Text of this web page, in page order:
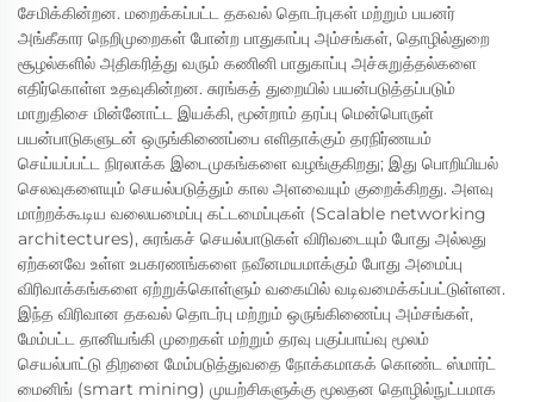
சேமிக்கின்றன. மறைக்கப்பட்ட தகவல் தொடர்புகள் மற்றும் பயனர்
அங்கீகார நெறிமுறைகள் போன்ற பாதுகாப்பு அம்சங்கள், தொழில்துறை
சூழல்களில் அதிகரித்து வரும் கணினி பாதுகாப்பு அச்சுறுத்தல்களை
எதிர்கொள்ள உதவுகின்றன. சுரங்கத் துறையில் பயன்படுத்தப்படும்
மாறுதிசை மின்னோட்ட இயக்கி, மூன்றாம் தரப்பு மென்பொருள்
பயன்பாடுகளுடன் ஒருங்கிணைப்பை எளிதாக்கும் தரநிர்ணயம்
செய்யப்பட்ட நிரலாக்க இடைமுகங்களை வழங்குகிறது; இது பொறியியல்
செலவுகளையும் செயல்படுத்தும் கால அளவையும் குறைக்கிறது. அளவு
மாற்றக்கூடிய வலையமைப்பு கட்டமைப்புகள் (Scalable networking
architectures), சுரங்கச் செயல்பாடுகள் விரிவடையும் போது அல்லது
ஏற்கனவே உள்ள உபகரணங்களை நவீனமயமாக்கும் போது அமைப்பு
விரிவாக்கங்களை ஏற்றுக்கொள்ளும் வகையில் வடிவமைக்கப்பட்டுள்ளன.
இந்த விரிவான தகவல் தொடர்பு மற்றும் ஒருங்கிணைப்பு அம்சங்கள்,
மேம்பட்ட தானியங்கி முறைகள் மற்றும் தரவு பகுப்பாய்வு மூலம்
செயல்பாட்டு திறனை மேம்படுத்துவதை நோக்கமாகக் கொண்ட ஸ்மார்ட்
மைனிங் (smart mining) முயற்சிகளுக்கு மூலதன தொழில்நுட்பமாக